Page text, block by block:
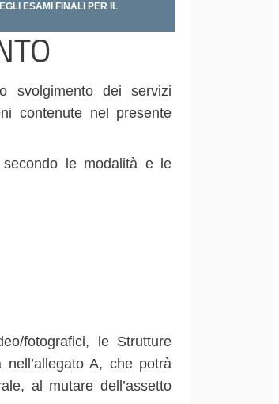
ESAMI FINALI PER IL
svolgimento dei servizi
contenute nel presente
secondo le modalità e le
fotografici, le Strutture
A, che potrà
al mutare dell’assetto